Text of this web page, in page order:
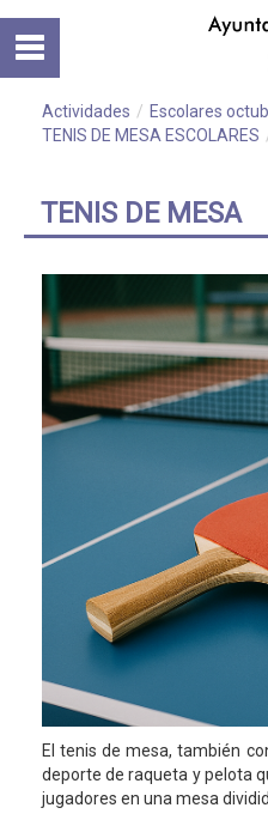
Normativa
Instalaciones
Actividades / Escolares
TENIS DE MESA ESCOLARES
TENIS DE MESA
El tenis de mesa, también
deporte de raqueta y pelota
jugadores en una mesa